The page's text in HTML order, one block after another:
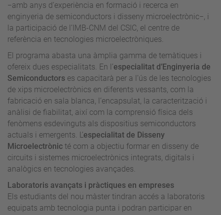
−amb anys d’experiència en formació i recerca en
enginyeria de semiconductors i disseny microelectrònic−, i
la participació de l’IMB-CNM del CSIC, el centre de
referència en tecnologies microelectròniques.
El programa abasta una àmplia gamma de temàtiques i
ofereix dues especialitats. En l’especialitat d’Enginyeria de
Semiconductors es capacitarà per a l’ús de les tecnologies
de xips microelectrònics en diferents vessants, com la
fabricació en sala blanca, l’encapsulat, la caracterització i
anàlisi de fiabilitat, així com la comprensió física dels
fenòmens esdevinguts als dispositius semiconductors
actuals i emergents. L’especialitat de Disseny
Microelectrònic té com a objectiu formar en disseny de
circuits i sistemes microelectrònics integrats, digitals i
analògics en tecnologies avançades.
Laboratoris avançats i pràctiques en empreses
Els estudiants del nou màster tindran accés a laboratoris
equipats amb tecnologia punta i podran participar en